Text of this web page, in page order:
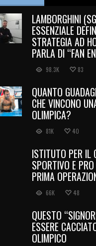
LAMBORGHINI
ESSENZIALE
STRATEGIA AD
PARLA DI “FAN
98.3K 83
QUANTO
CHE VINCONO
OLIMPICA?
81K 40
ISTITUTO PER IL
SPORTIVO E
PRIMA
66K 48
QUESTO
ESSERE
OLIMPICO